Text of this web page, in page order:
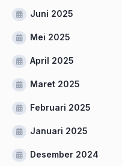
Juni 2025
Mei 2025
April 2025
Maret 2025
Februari 2025
Januari 2025
Desember 2024